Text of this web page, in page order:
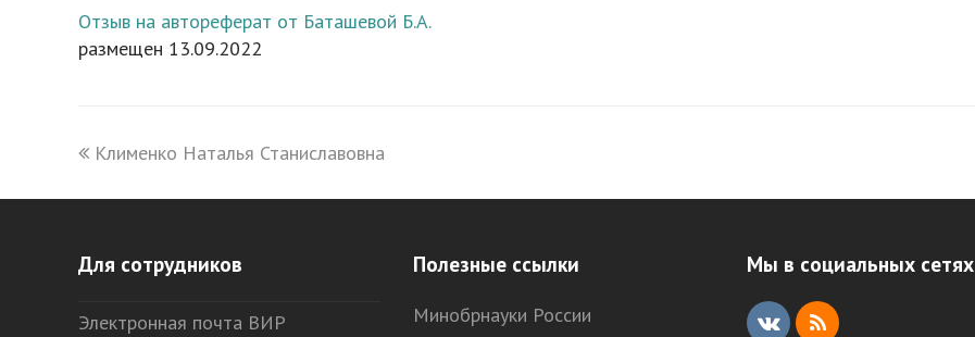
Отзыв на автореферат от Баташевой Б.А.
размещен 13.09.2022
previous
Клименко Наталья Станиславовна
Для сотрудников
Электронная почта ВИР
Полезные ссылки
Минобрнауки России
Мы в социальных сетях
V R